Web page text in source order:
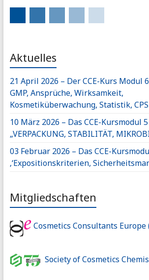
Aktuelles
21 April 2026 – Der CCE-Kurs Modul
GMP, Ansprüche, Wirksamkeit,
Kosmetiküberwachung, Statistik,
10 März 2026 – Das CCE-Kursmodul
„VERPACKUNG, STABILITÄT,
03 Februar 2026 – Das CCE-
‚‘Expositionskriterien,
Mitgliedschaften
Cosmetics Consultants Europe
Society of Cosmetics